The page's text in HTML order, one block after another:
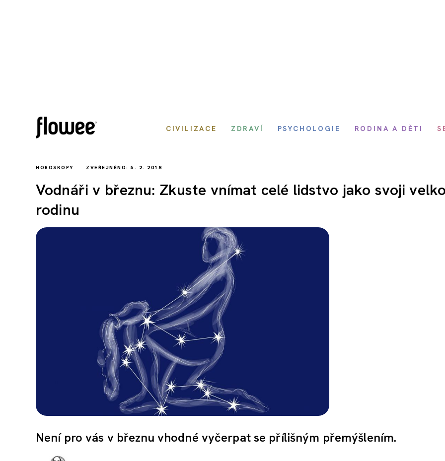
CIVILIZACE ZDRAVÍ PSYCHOLOGIE RODINA A DĚTI
HOROSKOPY ZVEŘEJNĚNO: 5. 2. 2018
Vodnáři v březnu: Zkuste vnímat celé lidstvo jako svoji
rodinu
Není pro vás v březnu vhodné vyčerpat se přílišným přemýšlením.